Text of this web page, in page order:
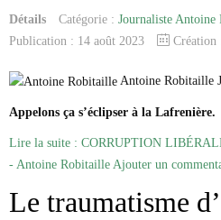
Détails Catégorie : Journaliste Antoine
Publication : 14 août 2023
Création
Antoine Robitaille
Appelons ça s’éclipser à la Lafrenière.
Lire la suite : CORRUPTION
- Antoine Robitaille Ajouter un
Le traumatisme